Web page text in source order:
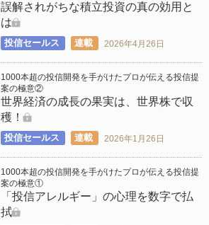
誤解されがちな積立投資の真の効用と
は
投信セールス 連載 2026年4月26日
1000本超の投信開発を手がけたプロが伝える投信提
案の極意②
世界経済の成長の果実は、世界株で収
穫！
投信セールス 連載 2026年1月26日
1000本超の投信開発を手がけたプロが伝える投信提
案の極意①
「投信アレルギー」の心理を数字で払
拭